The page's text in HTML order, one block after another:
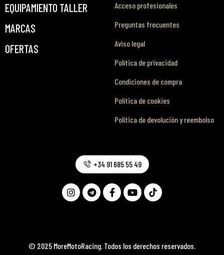
EQUIPAMIENTO TALLER
MARCAS
OFERTAS
Acceso profesionales
Preguntas frecuentes
Aviso legal
Política de privacidad
Condiciones de compra
Política de cookies
Política de devolución y reembolso
© 2025 MoreMotoRacing. Todos los derechos reservados.
+34 91 685 55 49